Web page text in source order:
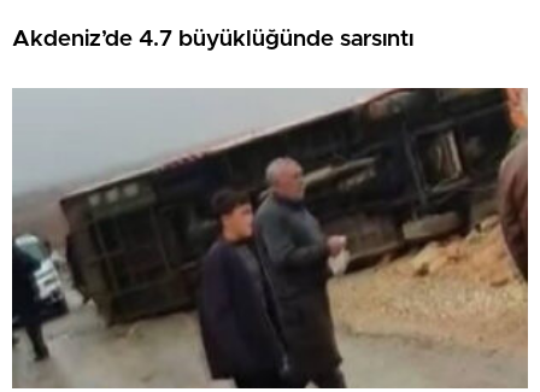
Akdeniz’de 4.7 büyüklüğünde sarsıntı